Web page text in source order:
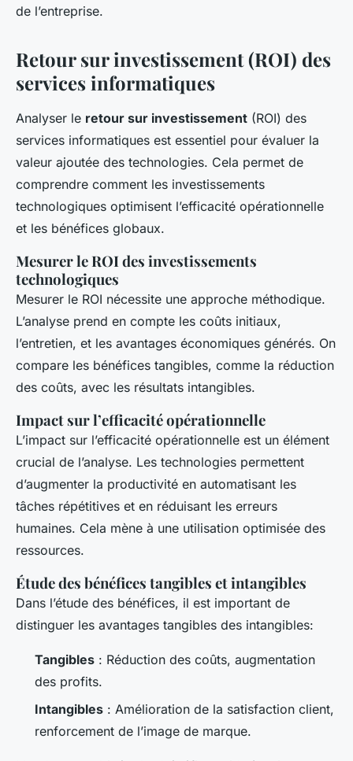
de l’entreprise.
Retour sur investissement (ROI) des
services informatiques
Analyser le retour sur investissement (ROI) des
services informatiques est essentiel pour évaluer la
valeur ajoutée des technologies. Cela permet de
comprendre comment les investissements
technologiques optimisent l’efficacité opérationnelle
et les bénéfices globaux.
Mesurer le ROI des investissements
technologiques
Mesurer le ROI nécessite une approche méthodique.
L’analyse prend en compte les coûts initiaux,
l’entretien, et les avantages économiques générés. On
compare les bénéfices tangibles, comme la réduction
des coûts, avec les résultats intangibles.
Impact sur l’efficacité opérationnelle
L’impact sur l’efficacité opérationnelle est un élément
crucial de l’analyse. Les technologies permettent
d’augmenter la productivité en automatisant les
tâches répétitives et en réduisant les erreurs
humaines. Cela mène à une utilisation optimisée des
ressources.
Étude des bénéfices tangibles et intangibles
Dans l’étude des bénéfices, il est important de
distinguer les avantages tangibles des intangibles:
Tangibles : Réduction des coûts, augmentation
des profits.
Intangibles : Amélioration de la satisfaction client,
renforcement de l’image de marque.